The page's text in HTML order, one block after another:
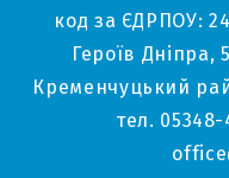
код за ЄДРПОУ:
Героїв Дніпра,
Кременчуцький
тел.